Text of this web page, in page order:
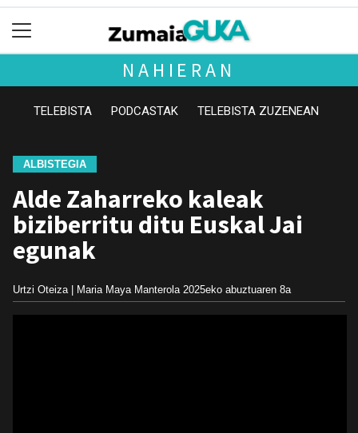
NAHIERAN
TELEBISTA PODCASTAK TELEBISTA ZUZENEAN
ALBISTEGIA
Alde Zaharreko kaleak
biziberritu ditu Euskal Jai
egunak
Urtzi Oteiza | Maria Maya Manterola 2025eko abuztuaren 8a